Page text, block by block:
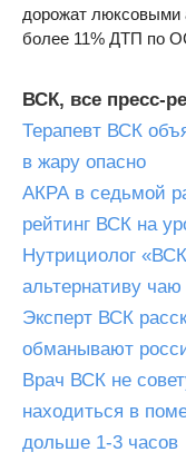
дорожат люксовыми
более 11% ДТП по
ВСК, все пресс-
Терапевт ВСК
в жару опасно
АКРА в седьмой
рейтинг ВСК на
Нутрициолог
альтернативу
Эксперт ВСК
обманывают
Врач ВСК не
находиться в
дольше 1-3 часов